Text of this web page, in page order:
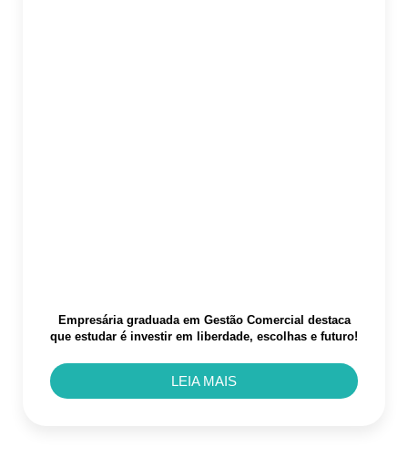
Empresária graduada em Gestão Comercial destaca
que estudar é investir em liberdade, escolhas e futuro!
LEIA MAIS